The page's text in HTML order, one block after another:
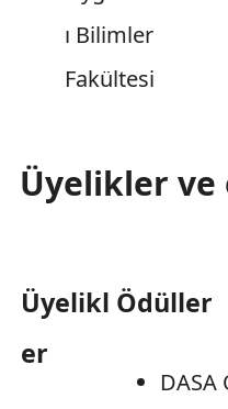
ı Bilimler
Fakültesi
Üyelikler
Üyelikl
er
Ödüller
DASA